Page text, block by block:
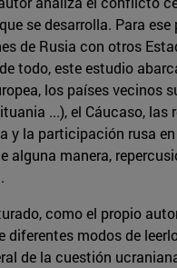
se desarrolla. Para
de Rusia con otros
todo, este estudio
los países vecinos
...), el Cáucaso,
y la participación rusa
alguna manera,
como el propio
diferentes modos de
de la cuestión